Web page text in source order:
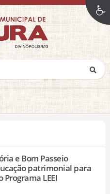
e Bom Passeio
patrimonial para
LEEI